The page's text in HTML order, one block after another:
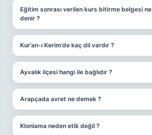
Eğitim sonrası verilen kurs bitirme belgesi ne
denir ?
Kur’an-ı Kerim’de kaç dil vardır ?
Ayvalık ilçesi hangi ile bağlıdır ?
Arapçada avret ne demek ?
Klonlama neden etik değil ?